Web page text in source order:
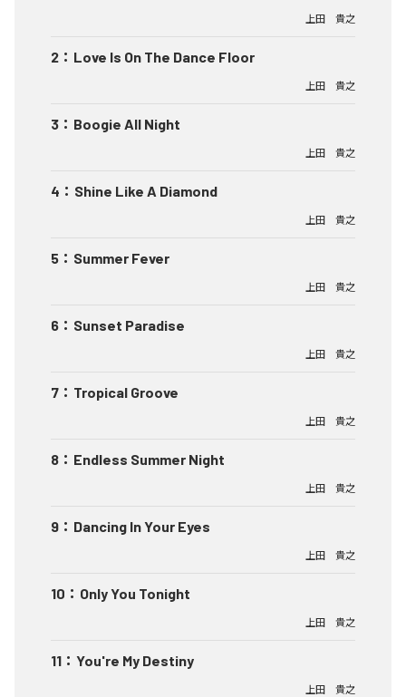
上田 貴之
2 ： Love Is On The Dance Floor
上田 貴之
3 ： Boogie All Night
上田 貴之
4 ： Shine Like A Diamond
上田 貴之
5 ： Summer Fever
上田 貴之
6 ： Sunset Paradise
上田 貴之
7 ： Tropical Groove
上田 貴之
8 ： Endless Summer Night
上田 貴之
9 ： Dancing In Your Eyes
上田 貴之
10 ： Only You Tonight
上田 貴之
11 ： You're My Destiny
上田 貴之